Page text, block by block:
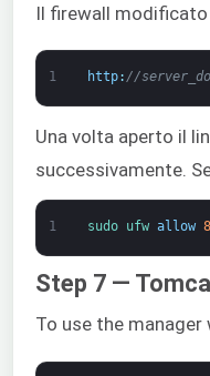
Il firewall
1 http: //
Una volta aperto il
successivamente.
1 sudo ufw allow
Step 7 —
To use the